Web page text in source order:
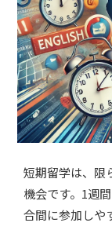
短期留学は、限
機会です。1週
合間に参加しや